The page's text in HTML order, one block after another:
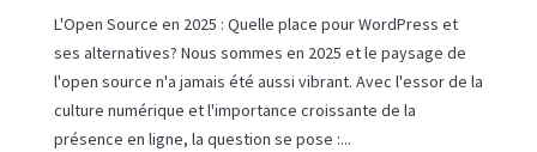
L'Open Source en 2025 : Quelle place pour WordPress et
ses alternatives? Nous sommes en 2025 et le paysage de
l'open source n'a jamais été aussi vibrant. Avec l'essor de la
culture numérique et l'importance croissante de la
présence en ligne, la question se pose :...